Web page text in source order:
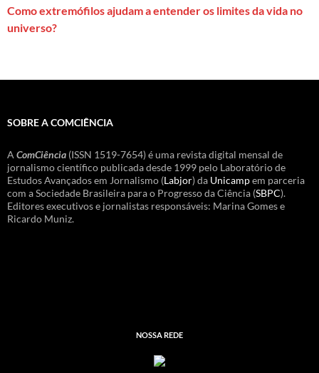
Como extremófilos ajudam a entender os limites da vida no
universo?
SOBRE A COMCIÊNCIA
A ComCiência (ISSN 1519-7654) é uma revista digital mensal de
jornalismo científico publicada desde 1999 pelo Laboratório de
Estudos Avançados em Jornalismo (Labjor) da Unicampem parceria
com a Sociedade Brasileira para o Progresso da Ciência (SBPC).
Editores executivos e jornalistas responsáveis: Marina Gomes e
Ricardo Muniz.
NOSSA REDE